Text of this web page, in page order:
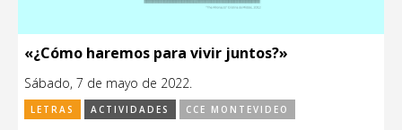
«¿Cómo haremos para vivir juntos?»
Sábado, 7 de mayo de 2022.
LETRAS ACTIVIDADES CCE MONTEVIDEO